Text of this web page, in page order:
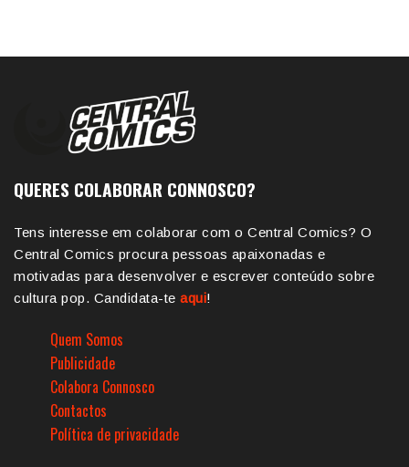
QUERES COLABORAR CONNOSCO?
Tens interesse em colaborar com o Central Comics? O
Central Comics procura pessoas apaixonadas e
motivadas para desenvolver e escrever conteúdo sobre
cultura pop. Candidata-te aqui!
Quem Somos
Publicidade
Colabora Connosco
Contactos
Política de privacidade